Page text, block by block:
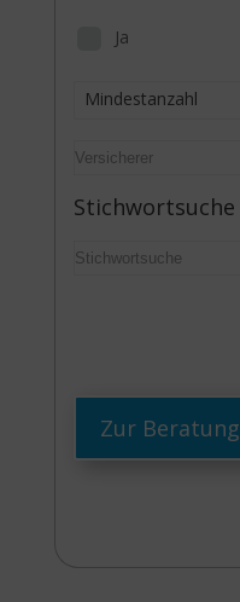
Ja
Mindestanzahl
Stichwortsuche
Zur Beratung